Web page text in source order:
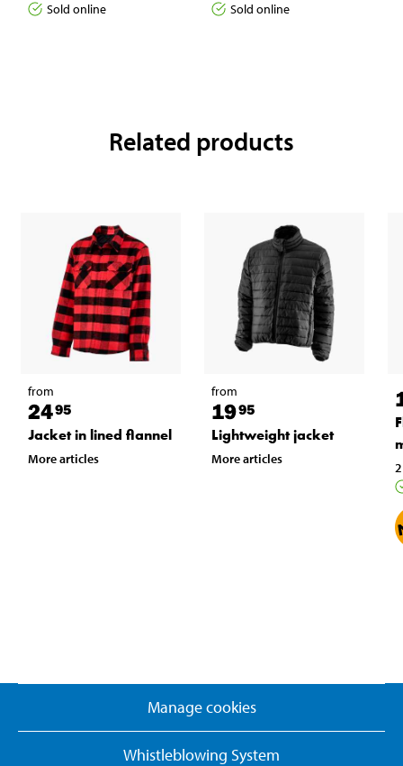
Sold online
Sold online
Related products
from
2495
Jacket in lined flannel
More articles
from
1995
Lightweight jacket
More articles
Manage cookies
Whistleblowing System